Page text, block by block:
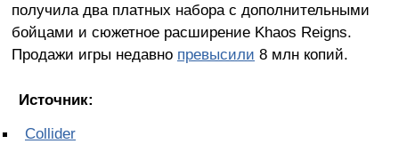
получила два платных набора с дополнительными
бойцами и сюжетное расширение Khaos Reigns.
Продажи игры недавно превысили 8 млн копий.
Источник:
Collider